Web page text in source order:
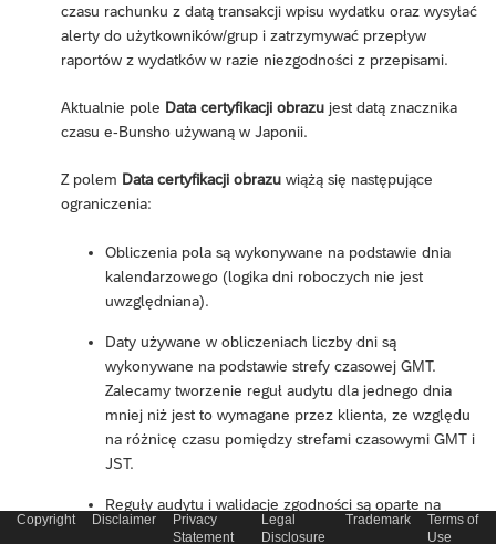
czasu rachunku z datą transakcji wpisu wydatku oraz wysyłać
alerty do użytkowników/grup i zatrzymywać przepływ
raportów z wydatków w razie niezgodności z przepisami.
Aktualnie pole Data certyfikacji obrazu jest datą znacznika
czasu e-Bunsho używaną w Japonii.
Z polem Data certyfikacji obrazu wiążą się następujące
ograniczenia:
Obliczenia pola są wykonywane na podstawie dnia
kalendarzowego (logika dni roboczych nie jest
uwzględniana).
Daty używane w obliczeniach liczby dni są
wykonywane na podstawie strefy czasowej GMT.
Zalecamy tworzenie reguł audytu dla jednego dnia
mniej niż jest to wymagane przez klienta, ze względu
na różnicę czasu pomiędzy strefami czasowymi GMT i
JST.
Reguły audytu i walidacje zgodności są oparte na
informacjach dostarczonych przez użytkownika jako
Copyright Disclaimer
Privacy
Statement
Legal
Disclosure
Trademark
Terms of
Use